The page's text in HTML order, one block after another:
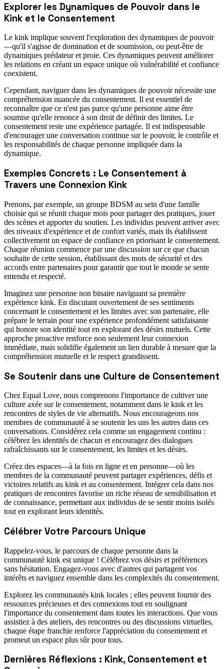
Explorer les Dynamiques de Pouvoir dans le
Kink et le Consentement
Le kink implique souvent l'exploration des dynamiques de pouvoir
—qu'il s'agisse de domination et de soumission, ou peut-être de
dynamiques prédateur et proie. Ces dynamiques peuvent améliorer
les relations en créant un espace unique où vulnérabilité et confiance
coexistent.
Cependant, naviguer dans les dynamiques de pouvoir nécessite une
compréhension nuancée du consentement. Il est essentiel de
reconnaître que ce n'est pas parce qu'une personne aime être
soumise qu'elle renonce à son droit de définir des limites. Le
consentement reste une expérience partagée. Il est indispensable
d'encourager une conversation continue sur le pouvoir, le contrôle et
les responsabilités de chaque personne impliquée dans la
dynamique.
Exemples Concrets : Le Consentement à
Travers une Connexion Kink
Prenons, par exemple, un groupe BDSM au sein d'une famille
choisie qui se réunit chaque mois pour partager des pratiques, jouer
des scènes et apporter du soutien. Les individus peuvent arriver avec
des niveaux d'expérience et de confort variés, mais ils établissent
collectivement un espace de confiance en priorisant le consentement.
Chaque réunion commence par une discussion sur ce que chacun
souhaite de cette session, établissant des mots de sécurité et des
accords entre partenaires pour garantir que tout le monde se sente
entendu et respecté.
Imaginez une personne non binaire naviguant sa première
expérience kink. En discutant ouvertement de ses sentiments
concernant le consentement et les limites avec son partenaire, elle
prépare le terrain pour une expérience profondément satisfaisante
qui honore son identité tout en explorant des désirs mutuels. Cette
approche proactive renforce non seulement leur connexion
immédiate, mais solidifie également un lien durable à mesure que la
compréhension mutuelle et le respect grandissent.
Se Soutenir dans une Culture de Consentement
Chez Equal Love, nous comprenons l'importance de cultiver une
culture axée sur le consentement, notamment dans le kink et les
rencontres de styles de vie alternatifs. Nous encourageons nos
membres de communauté à se soutenir les uns les autres dans ces
conversations. Considérez cela comme un engagement continu :
célébrez les identités de chacun et encouragez des dialogues
rafraîchissants sur le consentement, les limites et les désirs.
Créez des espaces—à la fois en ligne et en personne—où les
membres de la communauté peuvent partager expériences, défis et
victoires relatifs au kink et au consentement. Intégrer cela dans nos
pratiques de rencontres favorise un riche réseau de sensibilisation et
de connaissance, permettant aux individus de se sentir moins isolés
tout en explorant leurs identités.
Célébrer Votre Parcours Unique
Rappelez-vous, le parcours de chaque personne dans la
communauté kink est unique ! Célébrez vos désirs et préférences
sans hésitation. Engagez-vous avec d'autres qui partagent vos
intérêts et naviguez ensemble dans les complexités du consentement.
Explorez les communautés kink locales ; elles peuvent fournir des
ressources précieuses et des connexions tout en soulignant
l'importance du consentement dans toutes les interactions. Que vous
assistiez à des ateliers, des rencontres ou des discussions virtuelles,
chaque étape franchie renforce l'appréciation du consentement et
promeut un espace plus sûr pour tous.
Dernières Réflexions : Kink, Consentement et